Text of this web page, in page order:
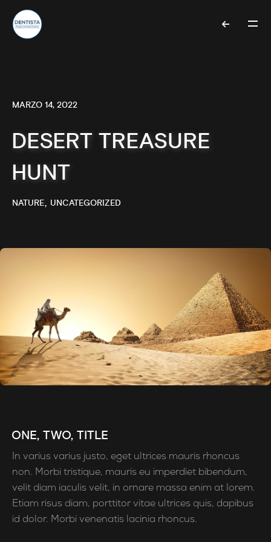
MARZO 14, 2022
DESERT TREASURE
HUNT
NATURE UNCATEGORIZED
ONE, TWO, TITLE
In varius varius justo, eget ultrices mauris rhoncus
non. Morbi tristique, mauris eu imperdiet bibendum,
velit diam iaculis velit, in ornare massa enim at lorem.
Etiam risus diam, porttitor vitae ultrices quis, dapibus
id dolor. Morbi venenatis lacinia rhoncus.